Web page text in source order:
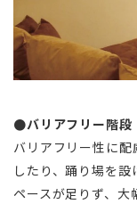
●バリアフリー階段
バリアフリー性に
したり、踊り場を
ペースが足りず、